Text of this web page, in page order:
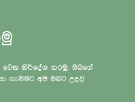
නිර්දේශ කරමු. ඔබගේ
ගැනීමට අපි ඔබට උදවු